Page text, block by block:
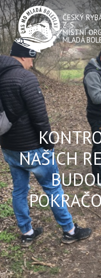
ČESKÝ
Z. S.
MÍSTNÍ
MLADÁ
NAŠICH